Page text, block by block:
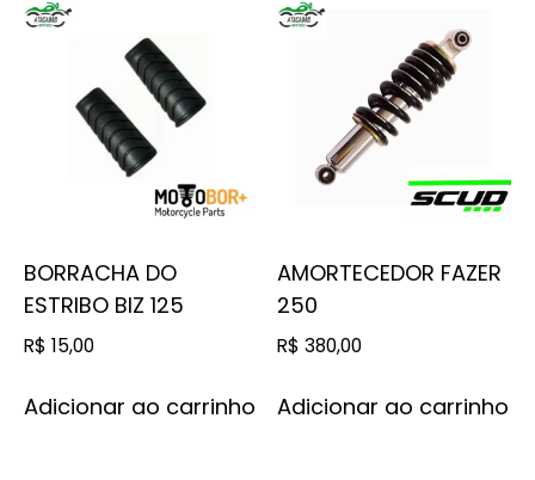
BORRACHA DO
ESTRIBO BIZ 125
R$ 15,00
Adicionar ao carrinho
AMORTECEDOR FAZER
250
R$ 380,00
Adicionar ao carrinho